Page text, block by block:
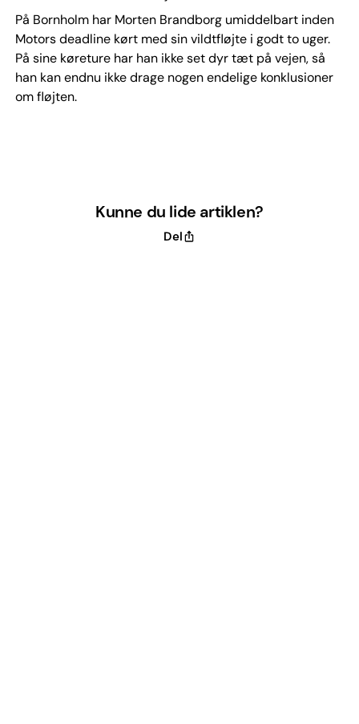
På Bornholm har Morten Brandborg umiddelbart inden
Motors deadline kørt med sin vildtfløjte i godt to uger.
På sine køreture har han ikke set dyr tæt på vejen, så
han kan endnu ikke drage nogen endelige konklusioner
om fløjten.
Kunne du lide artiklen?
Del